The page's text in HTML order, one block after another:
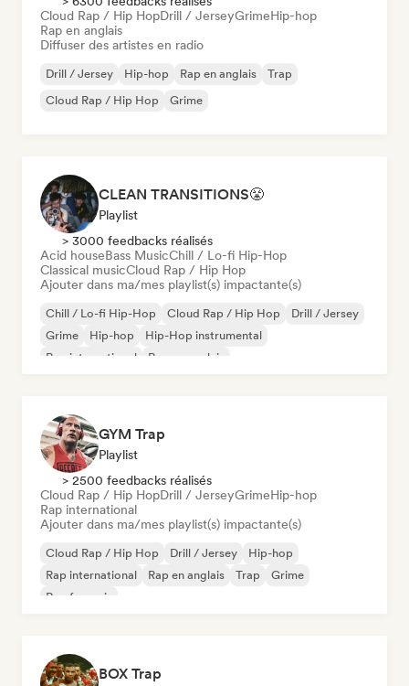
Cloud Rap / Hip HopDrill / JerseyGrimeHip-hop
Rap en anglais
Diffuser des artistes en radio
Drill / Jersey Hip-hop Rap en anglais
Trap
Cloud Rap / Hip Hop
Grime
CLEAN TRANSITIONS😤
Playlist
> 3000 feedbacks réalisés
Acid houseBass MusicChill / Lo-fi Hip-Hop
Classical musicCloud Rap / Hip Hop
Ajouter dans ma/mes playlist(s) impactante(s)
Chill / Lo-fi Hip-Hop Cloud Rap / Hip Hop
Drill / Jersey
Grime
Hip-hop
Hip-Hop instrumental
Rap international
Rap en anglais
GYM Trap
Playlist
> 2500 feedbacks réalisés
Cloud Rap / Hip HopDrill / JerseyGrimeHip-hop
Rap international
Ajouter dans ma/mes playlist(s) impactante(s)
Cloud Rap / Hip Hop Drill / Jersey
Hip-hop
Rap international
Rap en anglais Trap
Grime
Rap francais
BOX Trap